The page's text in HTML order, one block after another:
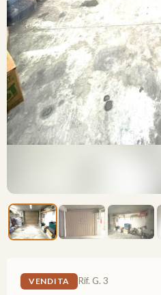
VENDITA Rif. G. 3